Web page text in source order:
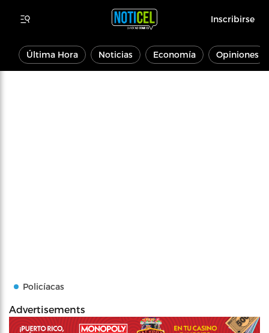
Inscribirse
Última Hora Noticias Economía Opiniones
Policíacas
Advertisements